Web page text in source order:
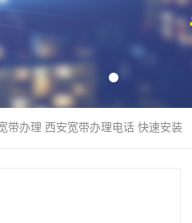
带办理 西安宽带办理电话 快速安装